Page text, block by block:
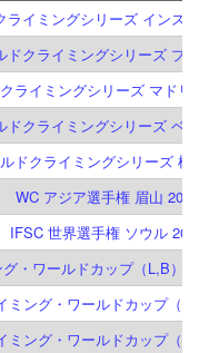
ライミングシリーズ インス
ドクライミングシリーズ プ
ライミングシリーズ マドリ
ドクライミングシリーズ ベ
ドクライミングシリーズ 柯
WC アジア選手権 眉山 2026
IFSC 世界選手権 ソウル
・ワールドカップ（L,B）
ミング・ワールドカップ（B
ミング・ワールドカップ（B